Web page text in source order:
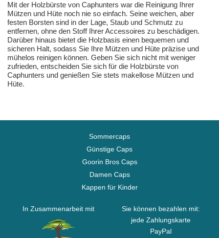
Mit der Holzbürste von Caphunters war die Reinigung Ihrer
Mützen und Hüte noch nie so einfach. Seine weichen, aber
festen Borsten sind in der Lage, Staub und Schmutz zu
entfernen, ohne den Stoff Ihrer Accessoires zu beschädigen.
Darüber hinaus bietet die Holzbasis einen bequemen und
sicheren Halt, sodass Sie Ihre Mützen und Hüte präzise und
mühelos reinigen können. Geben Sie sich nicht mit weniger
zufrieden, entscheiden Sie sich für die Holzbürste von
Caphunters und genießen Sie stets makellose Mützen und
Hüte.
Sommercaps
Günstige Caps
Goorin Bros Caps
Damen Caps
Kappen für Kinder
In Zusammenarbeit mit
Sie können bezahlen mit:
jede Zahlungskarte
PayPal